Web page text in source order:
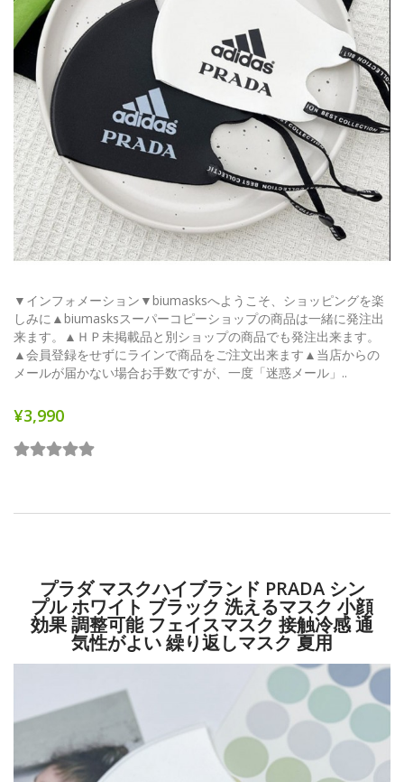
▼インフォメーション▼biumasksへようこそ、ショッピングを楽
しみに▲biumasksスーパーコピーショップの商品は一緒に発注出
来ます。▲ＨＰ未掲載品と別ショップの商品でも発注出来ます。
▲会員登録をせずにラインで商品をご注文出来ます▲当店からの
メールが届かない場合お手数ですが、一度「迷惑メール」..
¥3,990
プラダ マスクハイブランド PRADA シン
プル ホワイト ブラック 洗えるマスク 小顔
効果 調整可能 フェイスマスク 接触冷感 通
気性がよい 繰り返しマスク 夏用